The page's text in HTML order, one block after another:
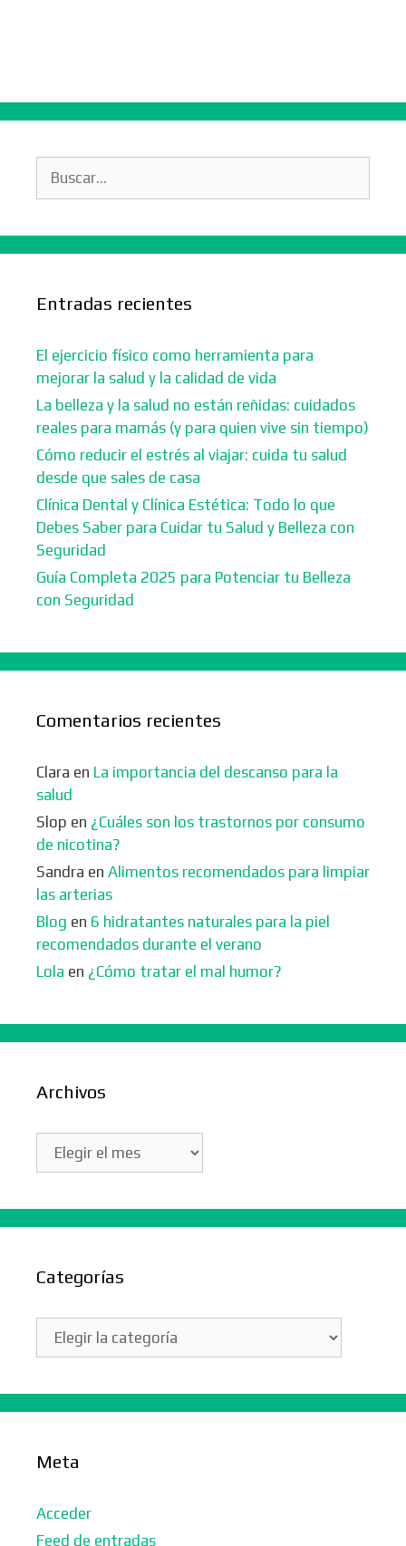
Entradas recientes
El ejercicio físico como herramienta para
mejorar la salud y la calidad de vida
La belleza y la salud no están reñidas: cuidados
reales para mamás (y para quien vive sin tiempo)
Cómo reducir el estrés al viajar: cuida tu salud
desde que sales de casa
Clínica Dental y Clínica Estética: Todo lo que
Debes Saber para Cuidar tu Salud y Belleza con
Seguridad
Guía Completa 2025 para Potenciar tu Belleza
con Seguridad
Comentarios recientes
Clara en La importancia del descanso para la
salud
Slop en ¿Cuáles son los trastornos por consumo
de nicotina?
Sandra en Alimentos recomendados para limpiar
las arterias
Blog en 6 hidratantes naturales para la piel
recomendados durante el verano
Lola en ¿Cómo tratar el mal humor?
Archivos
Archivos
Categorías
Categorías
Meta
Acceder
Feed de entradas